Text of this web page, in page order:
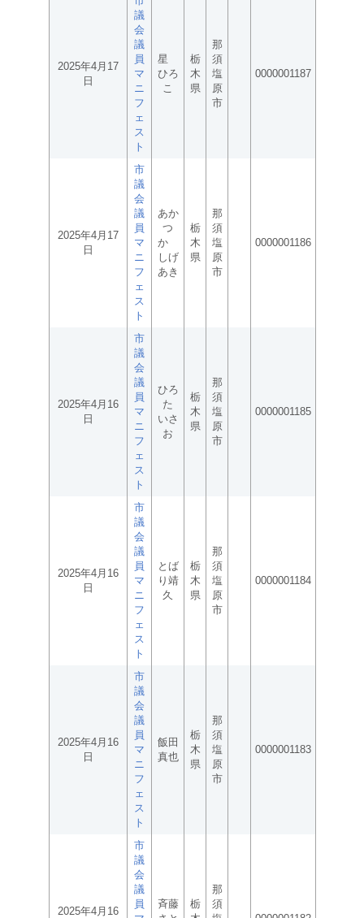
2025年4月17
日
議
会
議
員
マ
ニ
フ
ェ
ス
ト
星
ひろ
こ
栃
木
県
那
須
塩
原
市
0000001187
2025年4月17
日
市
議
会
議
員
マ
ニ
フ
ェ
ス
ト
あか
つ
か
しげ
あき
栃
木
県
那
須
塩
原
市
0000001186
2025年4月16
日
市
議
会
議
員
マ
ニ
フ
ェ
ス
ト
ひろ
た
いさ
お
栃
木
県
那
須
塩
原
市
0000001185
2025年4月16
日
市
議
会
議
員
マ
ニ
フ
ェ
ス
ト
とば
り靖
久
栃
木
県
那
須
塩
原
市
0000001184
2025年4月16
日
市
議
会
議
員
マ
ニ
フ
ェ
ス
ト
飯田
真也
栃
木
県
那
須
塩
原
市
0000001183
2025年4月16
市
議
会
議
員
斉藤
栃
那
須